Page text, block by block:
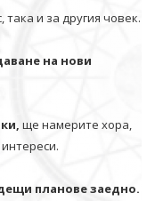
и за другия човек.
на нови
ще намерите хора,
планове заедно.